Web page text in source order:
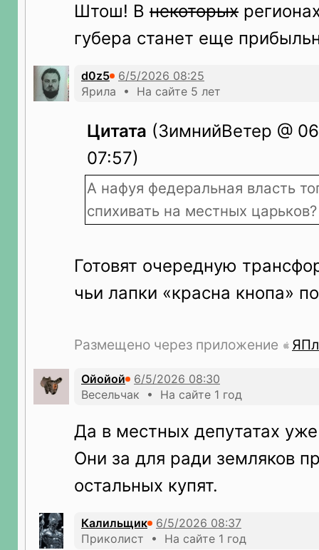
Штош! В некоторых
губера станет еще
d0z5
Ярила • На сайте 5 лет
Цитата (ЗимнийВетер @
07:57)
А нафуя федеральная власть
спихивать на местных царьков?
Готовят очередную
чьи лапки «красна кнопа»
Размещено через приложение
Ойойой
Весельчак • На сайте 1 год
Да в местных депутатах
Они за для ради земляков
остальных купят.
Калильщик
Приколист • На сайте 1 год